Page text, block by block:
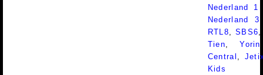
Nederland 1
Nederland
RTL8 ,SBS6
Tien ,Yorin
Central
Kids